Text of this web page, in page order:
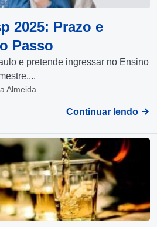
2025: Prazo e
Passo
e pretende ingressar no Ensino
Almeida
Continuar lendo